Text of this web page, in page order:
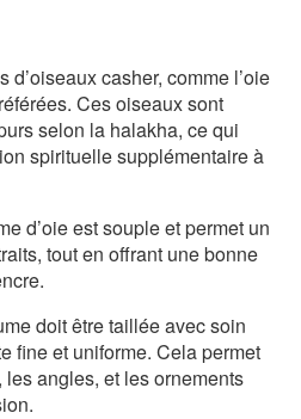
d’oiseaux casher, comme l’oie
Ces oiseaux sont
selon la halakha, ce qui
spirituelle supplémentaire à
d’oie est souple et permet un
tout en offrant une bonne
doit être taillée avec soin
fine et uniforme. Cela permet
les angles, et les ornements